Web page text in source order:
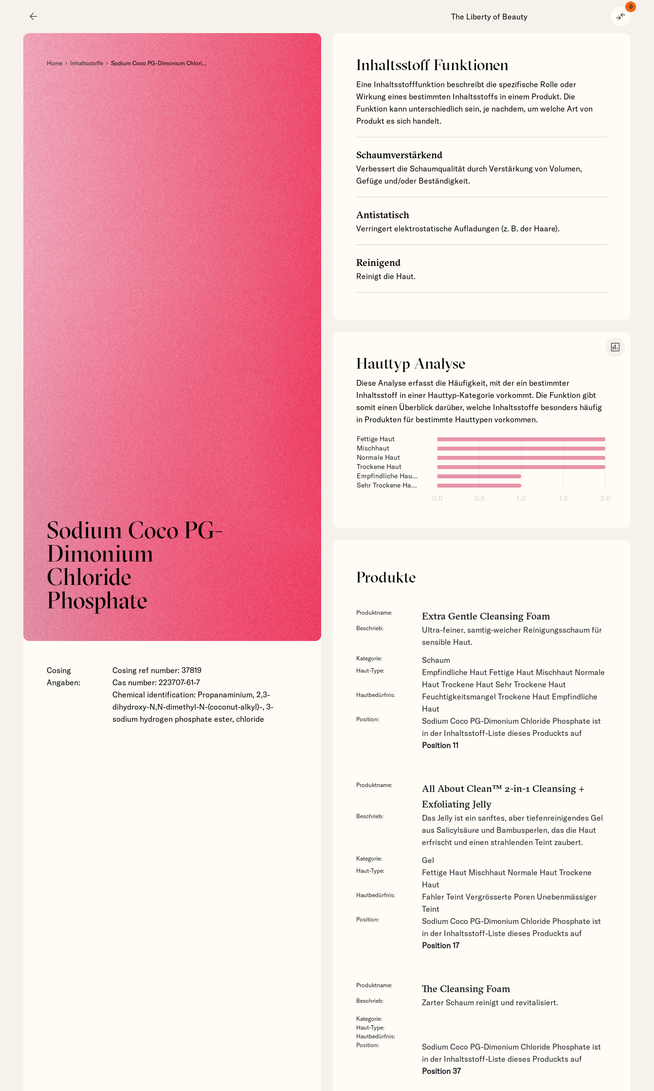
arrow_back The Liberty of Beauty compare_arrows
0
Home Inhaltsstoffe Sodium Coco PG-Dimonium Chlori...
Sodium Coco PG-
Dimonium
Chloride
Phosphate
Cosing
Angaben:
Cosing ref number: 37819
Cas number: 223707-61-7
Chemical identification: Propanaminium, 2,3-
dihydroxy-N,N-dimethyl-N-(coconut-alkyl)-, 3-
sodium hydrogen phosphate ester, chloride
Inhaltsstoff Funktionen
Eine Inhaltsstofffunktion beschreibt die spezifische Rolle oder
Wirkung eines bestimmten Inhaltsstoffs in einem Produkt. Die
Funktion kann unterschiedlich sein, je nachdem, um welche Art von
Produkt es sich handelt.
Schaumverstärkend
Verbessert die Schaumqualität durch Verstärkung von Volumen,
Gefüge und/oder Beständigkeit.
Antistatisch
Verringert elektrostatische Aufladungen (z. B. der Haare).
Reinigend
Reinigt die Haut.
Hauttyp Analyse
Diese Analyse erfasst die Häufigkeit, mit der ein bestimmter
Inhaltsstoff in einer Hauttyp-Kategorie vorkommt. Die Funktion gibt
somit einen Überblick darüber, welche Inhaltsstoffe besonders häufig
in Produkten für bestimmte Hauttypen vorkommen.
insert_chart
0.0 0.5 1.0 1.5 2.0
Fettige Haut
Mischhaut
Normale Haut
Trockene Haut
Empfindliche Hau...
Sehr Trockene Ha...
Produkte
Produktname: Extra Gentle Cleansing Foam
Beschrieb:
Ultra-feiner, samtig-weicher Reinigungsschaum für
sensible Haut.
Kategorie: Schaum
Haut-Type: Empfindliche Haut Fettige Haut Mischhaut Normale
Haut Trockene Haut Sehr Trockene Haut
Hautbedürfnis: Feuchtigkeitsmangel Trockene Haut Empfindliche
Haut
Position:
Sodium Coco PG-Dimonium Chloride Phosphate ist
in der Inhaltsstoff-Liste dieses Produckts auf
Position 11
Produktname:
All About Clean™ 2-in-1 Cleansing +
Exfoliating Jelly
Beschrieb:
Das Jelly ist ein sanftes, aber tiefenreinigendes Gel
aus Salicylsäure und Bambusperlen, das die Haut
erfrischt und einen strahlenden Teint zaubert.
Kategorie: Gel
Haut-Type: Fettige Haut Mischhaut Normale Haut Trockene
Haut
Hautbedürfnis: Fahler Teint Vergrösserte Poren Unebenmässiger
Teint
Position:
Sodium Coco PG-Dimonium Chloride Phosphate ist
in der Inhaltsstoff-Liste dieses Produckts auf
Position 17
Produktname: The Cleansing Foam
Beschrieb: Zarter Schaum reinigt und revitalisiert.
Kategorie:
Haut-Type:
Hautbedürfnis:
Position:
Sodium Coco PG-Dimonium Chloride Phosphate ist
in der Inhaltsstoff-Liste dieses Produckts auf
Position 37